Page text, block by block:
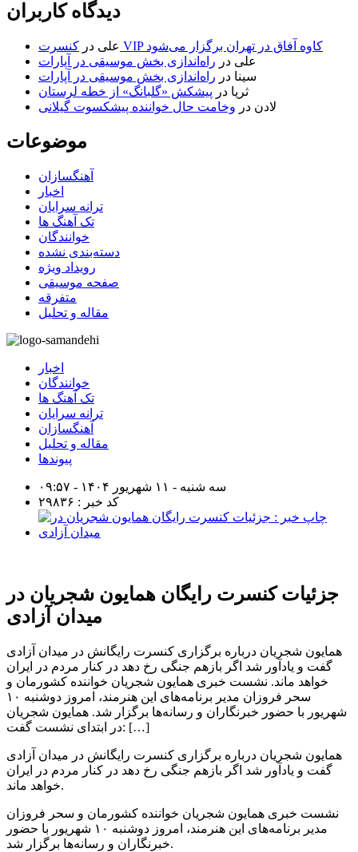
دیدگاه کاربران
علی در
کنسرت VIP کاوه آفاق در تهران برگزار می‌شود
علی در راه‌اندازی بخش موسیقی در آپارات
سینا در راه‌اندازی بخش موسیقی در آپارات
ثریا در پیشکش «گلبانگ» از خطه لرستان
لادن در وخامت حال خواننده پیشکسوت گیلانی
موضوعات
آهنگسازان
اخبار
ترانه سرایان
تک آهنگ ها
خوانندگان
دسته‌بندی نشده
رویداد ویژه
صفحه موسیقی
متفرقه
مقاله و تحلیل
اخبار
خوانندگان
تک آهنگ ها
ترانه سرایان
آهنگسازان
مقاله و تحلیل
پیوندها
سه شنبه - ۱۱ شهریور ۱۴۰۴ - ۰۹:۵۷
کد خبر : ۲۹۸۳۶
جزئیات کنسرت رایگان همایون شجریان در
میدان آزادی
همایون شجریان درباره برگزاری کنسرت رایگانش در میدان آزادی
گفت و یادآور شد اگر بازهم جنگی رخ دهد در کنار مردم در ایران
خواهد ماند. نشست خبری همایون شجریان خواننده کشورمان و
سحر فروزان مدیر برنامه‌های این هنرمند، امروز دوشنبه ۱۰
شهریور با حضور خبرنگاران و رسانه‌ها برگزار شد. همایون شجریان
در ابتدای نشست گفت: […]
همایون شجریان درباره برگزاری کنسرت رایگانش در میدان آزادی
گفت و یادآور شد اگر بازهم جنگی رخ دهد در کنار مردم در ایران
خواهد ماند.
نشست خبری همایون شجریان خواننده کشورمان و سحر فروزان
مدیر برنامه‌های این هنرمند، امروز دوشنبه ۱۰ شهریور با حضور
خبرنگاران و رسانه‌ها برگزار شد.